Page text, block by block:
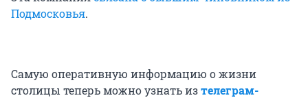
Подмосковья.
Самую оперативную информацию о жизни
столицы теперь можно узнать изтелеграм-